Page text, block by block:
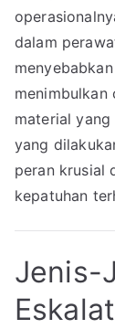
dalam
menimbulkan
material yang
yang
peran krusial
kepatuhan
Jenis-